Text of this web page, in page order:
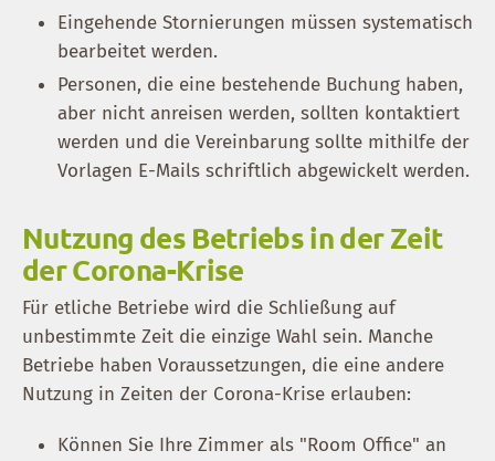
Eingehende Stornierungen müssen systematisch
bearbeitet werden.
Personen, die eine bestehende Buchung haben,
aber nicht anreisen werden, sollten kontaktiert
werden und die Vereinbarung sollte mithilfe der
Vorlagen E-Mails schriftlich abgewickelt werden.
Nutzung des Betriebs in der Zeit
der Corona-Krise
Für etliche Betriebe wird die Schließung auf
unbestimmte Zeit die einzige Wahl sein. Manche
Betriebe haben Voraussetzungen, die eine andere
Nutzung in Zeiten der Corona-Krise erlauben:
Können Sie Ihre Zimmer als "Room Office" an